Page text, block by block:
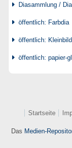
Diasammlung /
öffentlich: Farbdia
öffentlich:
öffentlich: papier-
Startseite
Das Medien-